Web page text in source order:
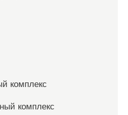
комплекс
комплекс